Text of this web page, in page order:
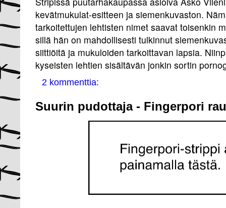
kevätmukulat-esitteen ja siemenkuvaston.
tarkoitettujen lehtisten nimet saavat toisenkin
sillä hän on mahdollisesti tulkinnut
siittiöitä ja mukuloiden tarkoittavan lapsia.
kyseisten lehtien sisältävän jonkin sortin
2 kommenttia:
Suurin pudottaja - Fingerpori